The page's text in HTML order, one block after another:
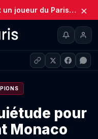
Maghnes Akliouche est un joueur du Paris Saint-Germain (Officiel) ×
pour
Monaco